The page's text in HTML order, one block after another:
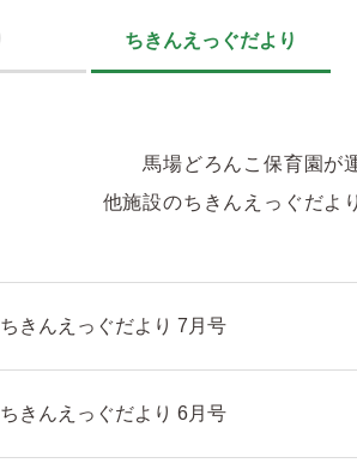
ちきんえっぐだより
馬場どろんこ保育園が
他施設のちきんえっぐだよ
ちきんえっぐだより 7月号
ちきんえっぐだより 6月号